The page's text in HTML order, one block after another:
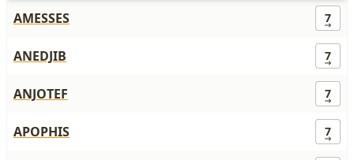
AMESSES
7
ANEDJIB 7
ANJOTEF 7
APOPHIS 7